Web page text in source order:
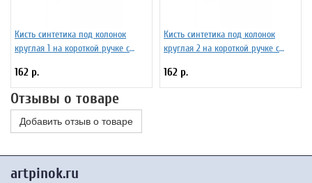
Кисть синтетика под колонок
круглая 1 на короткой ручке с
ЖS1-01,05Ж
162 р.
Кисть синтетика под колонок
круглая 2 на короткой ручке с
ЖS1-02,05Ж
162 р.
Отзывы о товаре
Добавить отзыв о товаре
artpinok.ru